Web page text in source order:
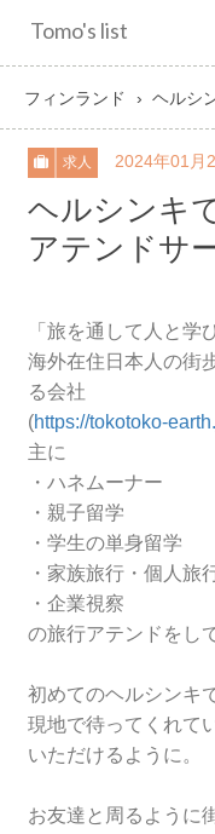
Tomo's list
フィンランド ヘルシ
求人 2024年01月
ヘルシンキ
アテンドサ
「旅を通して人と学
海外在住日本人の街
る会社
(https://tokotoko-
主に
・ハネムーナー
・親子留学
・学生の単身留学
・家族旅行・個人旅
・企業視察
の旅行アテンドをし
初めてのヘルシンキ
現地で待ってくれて
いただけるように。
お友達と周るように